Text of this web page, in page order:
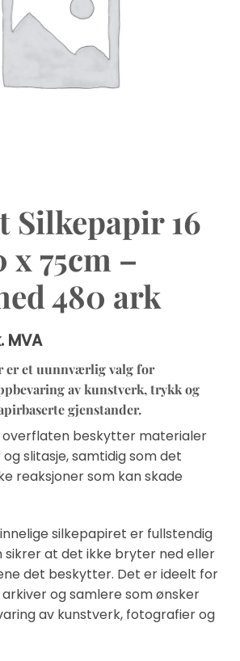
Silkepapir 16
x 75cm –
480 ark
MVA
er et uunnværlig valg for
av kunstverk, trykk og
gjenstander.
overflaten beskytter materialer
slitasje, samtidig som det
reaksjoner som kan skade
silkepapiret er fullstendig
sikrer at det ikke bryter ned eller
det beskytter. Det er ideelt for
og samlere som ønsker
av kunstverk, fotografier og